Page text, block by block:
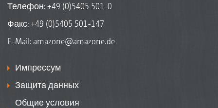
Телефон:+49 (0)5405 501-0
Факс: +49 (0)5405 501-147
E-Mail: amazone@amazone.de
Импрессум
Защита данных
Общие условия